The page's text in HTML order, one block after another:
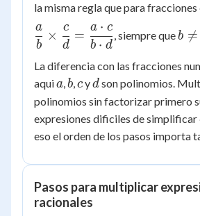
la misma regla que para fracciones
\dfrac{a}
{b}
\times
\dfrac{c}
{d} =
\dfrac{a
\cdot c}
{b \cdot
b
a
×
d
c
=
b ⋅ d
a ⋅ c
, siempre queb
0
b 
=
La diferencia con las fracciones
aquia
a,b
b,c
cyd
dson polinomios.
polinomios sin factorizar primero
expresiones dificiles de simplificar
eso el orden de los pasos importa
Pasos para multiplicar
racionales